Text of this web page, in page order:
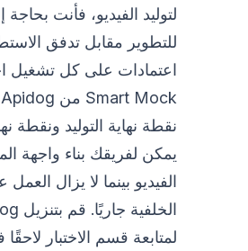
لتوليد الفيديو، فأنت
للتطوير مقابل تدفق
اعتمادات على كل تشغيل
نقطة نهاية التوليد ونقطة
يمكن لفريقك بناء واجهة
الفيديو بينما لا يزال
لمتابعة قسم الاختبار